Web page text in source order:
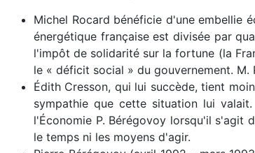
Michel Rocard bénéficie d'une embellie
énergétique française est divisée par
l'impôt de solidarité sur la fortune (la
le « déficit social » du gouvernement. M.
Édith Cresson, qui lui succède, tient
sympathie que cette situation lui
l'Économie P. Bérégovoy lorsqu'il s'agit
le temps ni les moyens d'agir.